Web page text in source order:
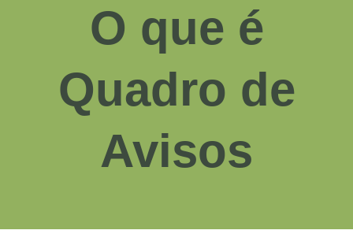
O que é
Quadro de
Avisos